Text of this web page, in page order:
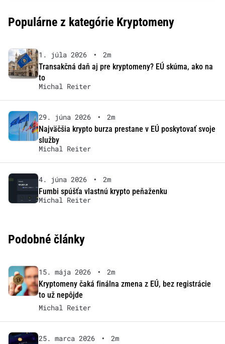
Populárne z kategórie Kryptomeny
1. júla 2026 •
2m
Transakčná daň aj pre kryptomeny? EÚ skúma, ako na
to
Michal Reiter
29. júna 2026 •
2m
Najväčšia krypto burza prestane v EÚ poskytovať svoje
služby
Michal Reiter
4. júna 2026 •
2m
Fumbi spúšťa vlastnú krypto peňaženku
Michal Reiter
Podobné články
15. mája 2026 •
2m
Kryptomeny čaká finálna zmena z EÚ, bez registrácie
to už nepôjde
Michal Reiter
25. marca 2026 •
2m